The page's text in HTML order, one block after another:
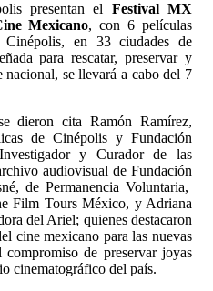
presentan el Festival MX
Mexicano, con 6 películas
Cinépolis, en 33 ciudades de
para rescatar, preservar y
nacional, se llevará a cabo del 7
dieron cita Ramón Ramírez,
de Cinépolis y Fundación
y Curador de las
audiovisual de Fundación
de Permanencia Voluntaria,
Film Tours México, y Adriana
del Ariel; quienes destacaron
cine mexicano para las nuevas
de preservar joyas
cinematográfico del país.